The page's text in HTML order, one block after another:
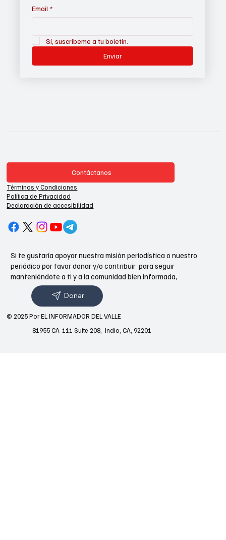
Email *
Sí, suscríbeme a tu boletín.
Enviar
Contáctanos
Términos y Condiciones
Política de Privacidad
Declaración de accesibilidad
Si te gustaría apoyar nuestra misión periodística o nuestro
periódico por favor donar y/o contribuir para seguir
manteniéndote a ti y a la comunidad bien informada,
Donar
81955 CA-111 Suite 208, Indio, CA, 92201
© 2025 Por EL INFORMADOR DEL VALLE